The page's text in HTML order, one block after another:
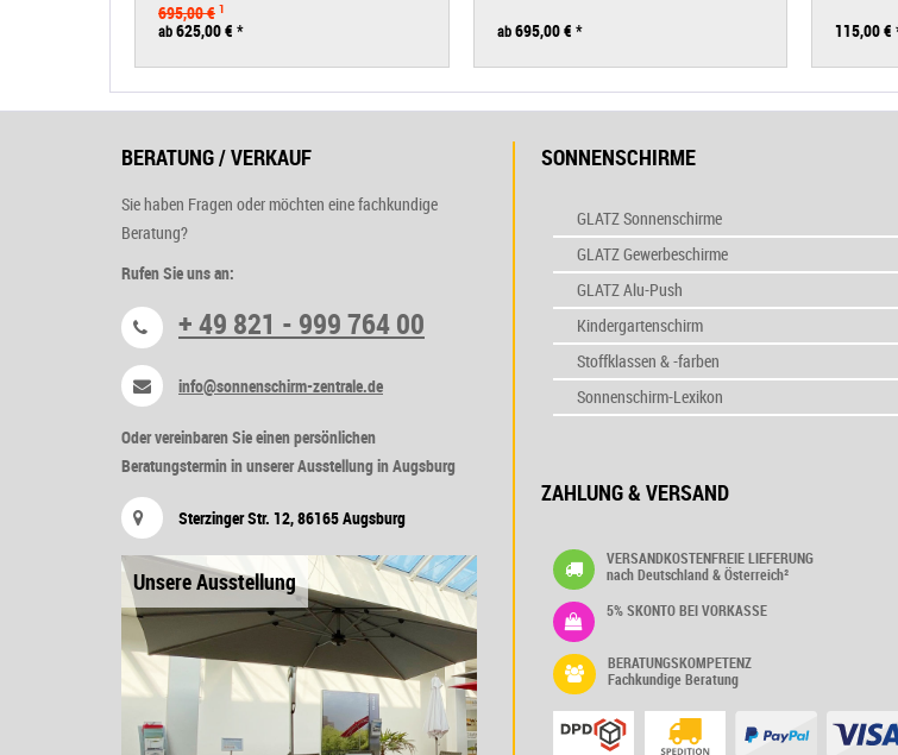
695,00 € 1
ab625,00 € * ab695,00 € * 115,00 €
BERATUNG / VERKAUF
Sie haben Fragen oder möchten eine fachkundige
Beratung?
Rufen Sie uns an:
+ 49 821 - 999 764 00
info@sonnenschirm-zentrale.de
Oder vereinbaren Sie einen persönlichen
Beratungstermin in unserer Ausstellung in Augsburg
Sterzinger Str. 12, 86165 Augsburg
Unsere Ausstellung
SONNENSCHIRME
GLATZ Sonnenschirme
GLATZ Gewerbeschirme
GLATZ Alu-Push
Kindergartenschirm
Stoffklassen & -farben
Sonnenschirm-Lexikon
ZAHLUNG & VERSAND
VERSANDKOSTENFREIE LIEFERUNG
nach Deutschland & Österreich²
5% SKONTO BEI VORKASSE
BERATUNGSKOMPETENZ
Fachkundige Beratung